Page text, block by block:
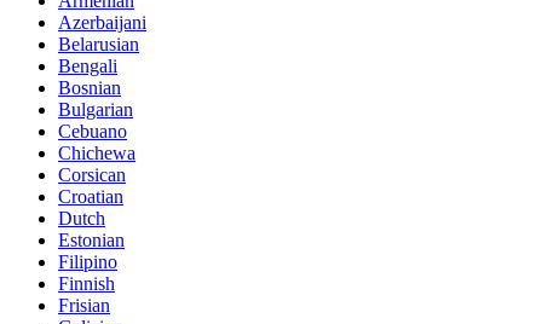
Azerbaijani
Belarusian
Bengali
Bosnian
Bulgarian
Cebuano
Chichewa
Corsican
Croatian
Dutch
Estonian
Filipino
Finnish
Frisian